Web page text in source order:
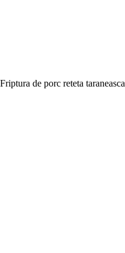
Friptura de porc reteta taraneasca